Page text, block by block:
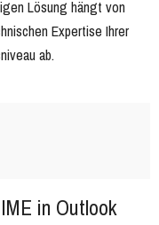
Lösung hängt von
Expertise Ihrer
ab.
in Outlook